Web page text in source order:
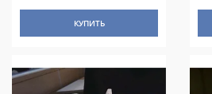
КУПИТЬ